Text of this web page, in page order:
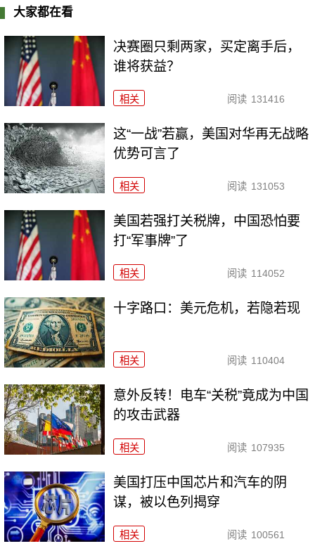
大家都在看
决赛圈只剩两家，买定离手后，
谁将获益？
相关 阅读 131416
这“一战”若赢，美国对华再无战略
优势可言了
相关 阅读 131053
美国若强打关税牌，中国恐怕要
打“军事牌”了
相关 阅读 114052
十字路口：美元危机，若隐若现
相关 阅读 110404
意外反转！电车“关税”竟成为中国
的攻击武器
相关 阅读 107935
美国打压中国芯片和汽车的阴
谋，被以色列揭穿
相关 阅读 100561